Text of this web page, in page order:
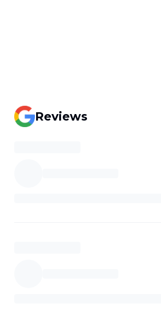
Reviews